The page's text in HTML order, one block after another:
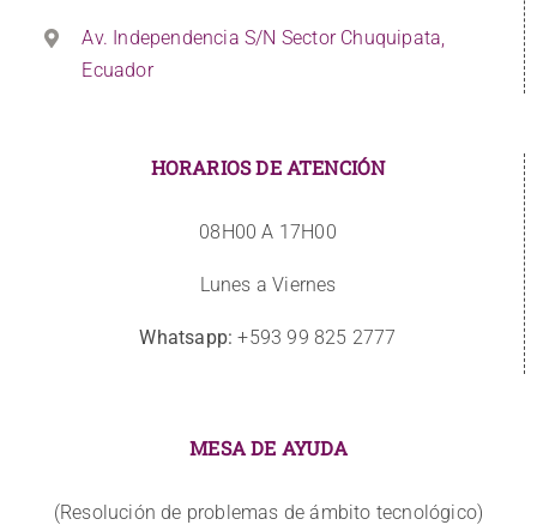
Av. Independencia S/N Sector Chuquipata,
Ecuador
HORARIOS DE ATENCIÓN
08H00 A 17H00
Lunes a Viernes
Whatsapp: +593 99 825 2777
MESA DE AYUDA
(Resolución de problemas de ámbito tecnológico)